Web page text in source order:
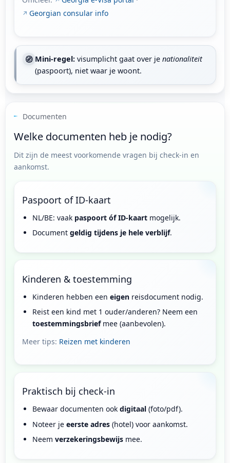
Georgian consular info
🧭 Mini-regel: visumplicht gaat over je nationaliteit
(paspoort), niet waar je woont.
Documenten
Welke documenten heb je nodig?
Dit zijn de meest voorkomende vragen bij check-in en
aankomst.
Paspoort of ID-kaart
NL/BE: vaak paspoort óf ID-kaart mogelijk.
Documentgeldig tijdens je hele verblijf.
Kinderen & toestemming
Kinderen hebben eeneigen reisdocument nodig.
Reist een kind met 1 ouder/anderen? Neem een
toestemmingsbriefmee (aanbevolen).
Meer tips: Reizen met kinderen
Praktisch bij check-in
Bewaar documenten ookdigitaal (foto/pdf).
Noteer jeeerste adres (hotel) voor aankomst.
Neemverzekeringsbewijs mee.